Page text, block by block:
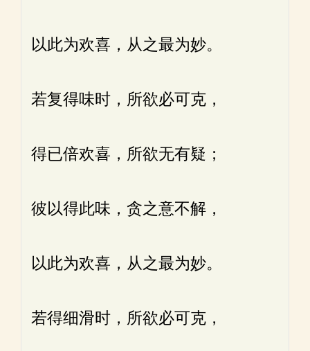
以此为欢喜，从之最为妙。
若复得味时，所欲必可克，
得已倍欢喜，所欲无有疑；
彼以得此味，贪之意不解，
以此为欢喜，从之最为妙。
若得细滑时，所欲必可克，